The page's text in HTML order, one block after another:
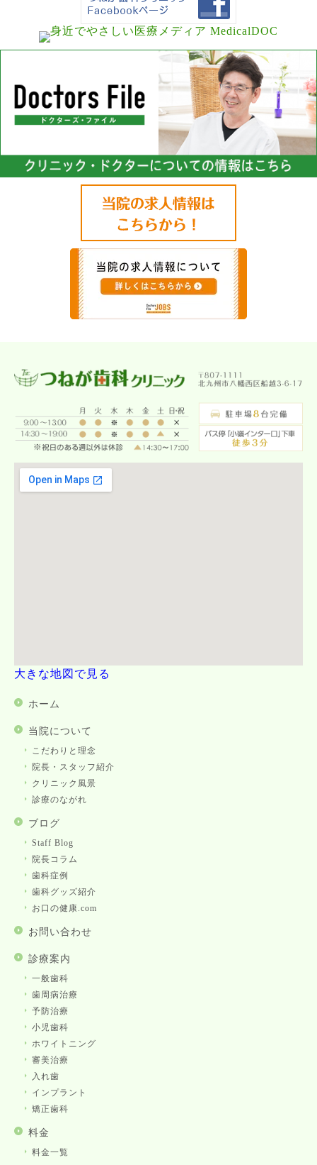
大きな地図で見る
ホーム
当院について
こだわりと理念
院長・スタッフ紹介
クリニック風景
診療のながれ
ブログ
Staff Blog
院長コラム
歯科症例
歯科グッズ紹介
お口の健康.com
お問い合わせ
診療案内
一般歯科
歯周病治療
予防治療
小児歯科
ホワイトニング
審美治療
入れ歯
インプラント
矯正歯科
料金
料金一覧